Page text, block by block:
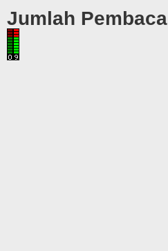
Jumlah Pembaca